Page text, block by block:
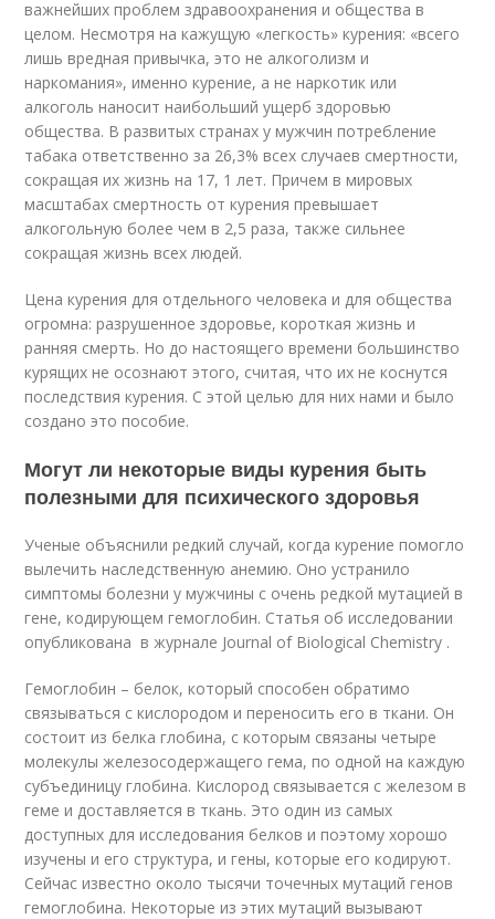
важнейших проблем здравоохранения и общества в
целом. Несмотря на кажущую «легкость» курения: «всего
лишь вредная привычка, это не алкоголизм и
наркомания», именно курение, а не наркотик или
алкоголь наносит наибольший ущерб здоровью
общества. В развитых странах у мужчин потребление
табака ответственно за 26,3% всех случаев смертности,
сокращая их жизнь на 17, 1 лет. Причем в мировых
масштабах смертность от курения превышает
алкогольную более чем в 2,5 раза, также сильнее
сокращая жизнь всех людей.
Цена курения для отдельного человека и для общества
огромна: разрушенное здоровье, короткая жизнь и
ранняя смерть. Но до настоящего времени большинство
курящих не осознают этого, считая, что их не коснутся
последствия курения. С этой целью для них нами и было
создано это пособие.
Могут ли некоторые виды курения быть
полезными для психического здоровья
Ученые объяснили редкий случай, когда курение помогло
вылечить наследственную анемию. Оно устранило
симптомы болезни у мужчины с очень редкой мутацией в
гене, кодирующем гемоглобин. Статья об исследовании
опубликована в журнале Journal of Biological Chemistry .
Гемоглобин – белок, который способен обратимо
связываться с кислородом и переносить его в ткани. Он
состоит из белка глобина, с которым связаны четыре
молекулы железосодержащего гема, по одной на каждую
субъединицу глобина. Кислород связывается с железом в
геме и доставляется в ткань. Это один из самых
доступных для исследования белков и поэтому хорошо
изучены и его структура, и гены, которые его кодируют.
Сейчас известно около тысячи точечных мутаций генов
гемоглобина. Некоторые из этих мутаций вызывают